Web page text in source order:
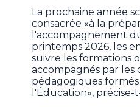
La prochaine année
consacrée «à la
l'accompagnement
printemps 2026, les
suivre les formations
accompagnés par les
pédagogiques
l'Éducation», précise-